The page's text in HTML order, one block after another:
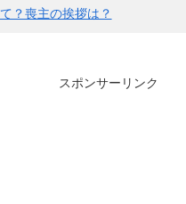
て？喪主の挨拶は？
スポンサーリンク